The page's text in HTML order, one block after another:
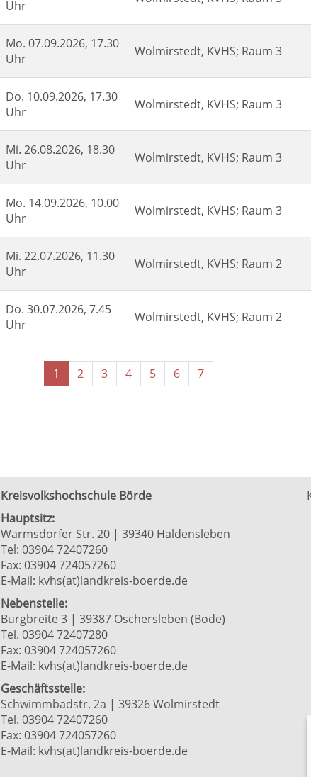
Uhr
Mo. 07.09.2026, 17.30
Uhr
Wolmirstedt, KVHS; Raum 3
Do. 10.09.2026, 17.30
Uhr
Wolmirstedt, KVHS; Raum 3
Mi. 26.08.2026, 18.30
Uhr
Wolmirstedt, KVHS; Raum 3
Mo. 14.09.2026, 10.00
Uhr
Wolmirstedt, KVHS; Raum 3
Mi. 22.07.2026, 11.30
Uhr
Wolmirstedt, KVHS; Raum 2
Do. 30.07.2026, 7.45
Uhr
Wolmirstedt, KVHS; Raum 2
Seiten
blättern
1 2 3 4 5 6 7
Kreisvolkshochschule Börde
Hauptsitz:
Warmsdorfer Str. 20 | 39340 Haldensleben
Tel: 03904 72407260
Fax: 03904 724057260
E-Mail: kvhs(at)landkreis-boerde.de
Nebenstelle:
Burgbreite 3 | 39387 Oschersleben (Bode)
Tel. 03904 72407280
Fax: 03904 724057260
E-Mail: kvhs(at)landkreis-boerde.de
Geschäftsstelle:
Schwimmbadstr. 2a | 39326 Wolmirstedt
Tel. 03904 72407260
Fax: 03904 724057260
E-Mail: kvhs(at)landkreis-boerde.de